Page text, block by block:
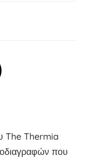
The Thermia
που